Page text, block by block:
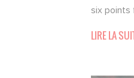
six points
LIRE LA